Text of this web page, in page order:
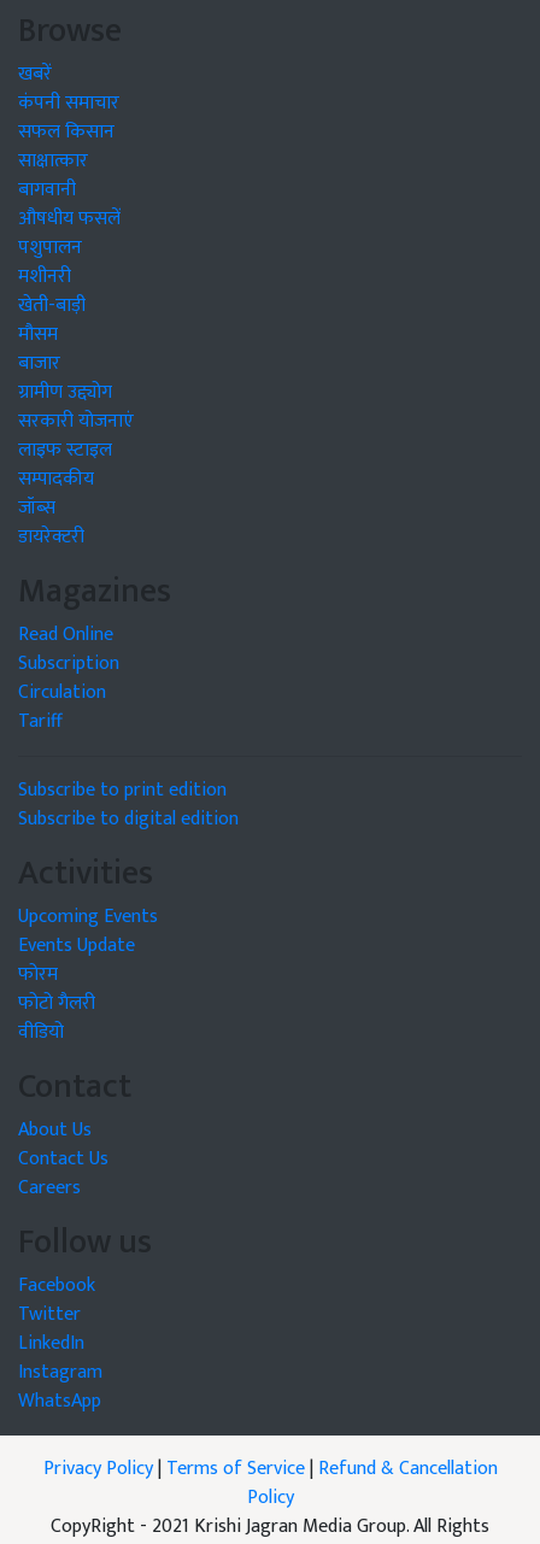
Browse
खबरें
कंपनी समाचार
सफल किसान
साक्षात्कार
बागवानी
औषधीय फसलें
पशुपालन
मशीनरी
खेती-बाड़ी
मौसम
बाजार
ग्रामीण उद्द्योग
सरकारी योजनाएं
लाइफ स्टाइल
सम्पादकीय
जॉब्स
डायरेक्टरी
Magazines
Read Online
Subscription
Circulation
Tariff
Subscribe to print edition
Subscribe to digital edition
Activities
Upcoming Events
Events Update
फोरम
फोटो गैलरी
वीडियो
Contact
About Us
Contact Us
Careers
Follow us
Facebook
Twitter
LinkedIn
Instagram
WhatsApp
Privacy Policy|Terms of Service|Refund & Cancellation
Policy
CopyRight - 2021 Krishi Jagran Media Group. All Rights